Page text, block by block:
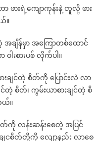
ားရဲ့ကျောကုန်းနဲ့ တူလို့ ဖား
။
ချိန်မှာ အကြောတစ်ထောင်
ါးစားပစ် လိုက်ပါ။
ချင်တဲ့ စိတ်ကို ပြောင်းလဲ လာ
တဲ့ စိတ်၊ ကွမ်းယာစားချင်တဲ့ စိ
ယ်။
တ်ကို လန်းဆန်းစေတဲ့ အပြင်
ျငစိတ်တို့ကို လျော့နည်း လာစေ